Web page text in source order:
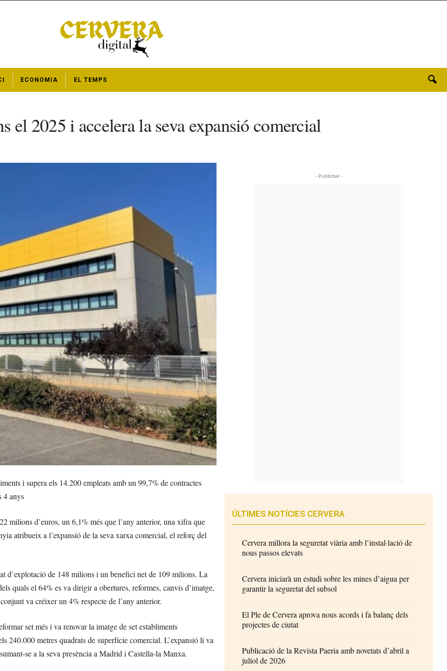
ECONOMIA EL TEMPS
el 2025 i accelera la seva expansió comercial
i supera els 14.200 empleats amb un 99,7% de contractes
4 anys
milions d’euros, un 6,1% més que l’any anterior, una xifra que
atribueix a l’expansió de la seva xarxa comercial, el reforç del
d’explotació de 148 milions i un benefici net de 109 milions. La
quals el 64% es va dirigir a obertures, reformes, canvis d’imatge,
va créixer un 4% respecte de l’any anterior.
set més i va renovar la imatge de set establiments
240.000 metres quadrats de superfície comercial. L’expansió li va
se a la seva presència a Madrid i Castella-la Manxa.
- Publicitat -
ÚLTIMES NOTÍCIES CERVERA
Cervera millora la seguretat viària amb l’instal·lació de
nous passos elevats
Cervera iniciarà un estudi sobre les mines d’aigua per
garantir la seguretat del subsol
El Ple de Cervera aprova nous acords i fa balanç dels
projectes de ciutat
Publicació de la Revista Paeria amb novetats d’abril a
juliol de 2026